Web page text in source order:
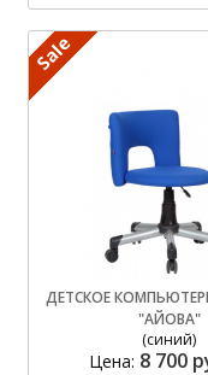
ДЕТСКОЕ
"АЙОВА"
(синий)
Цена: 8 700